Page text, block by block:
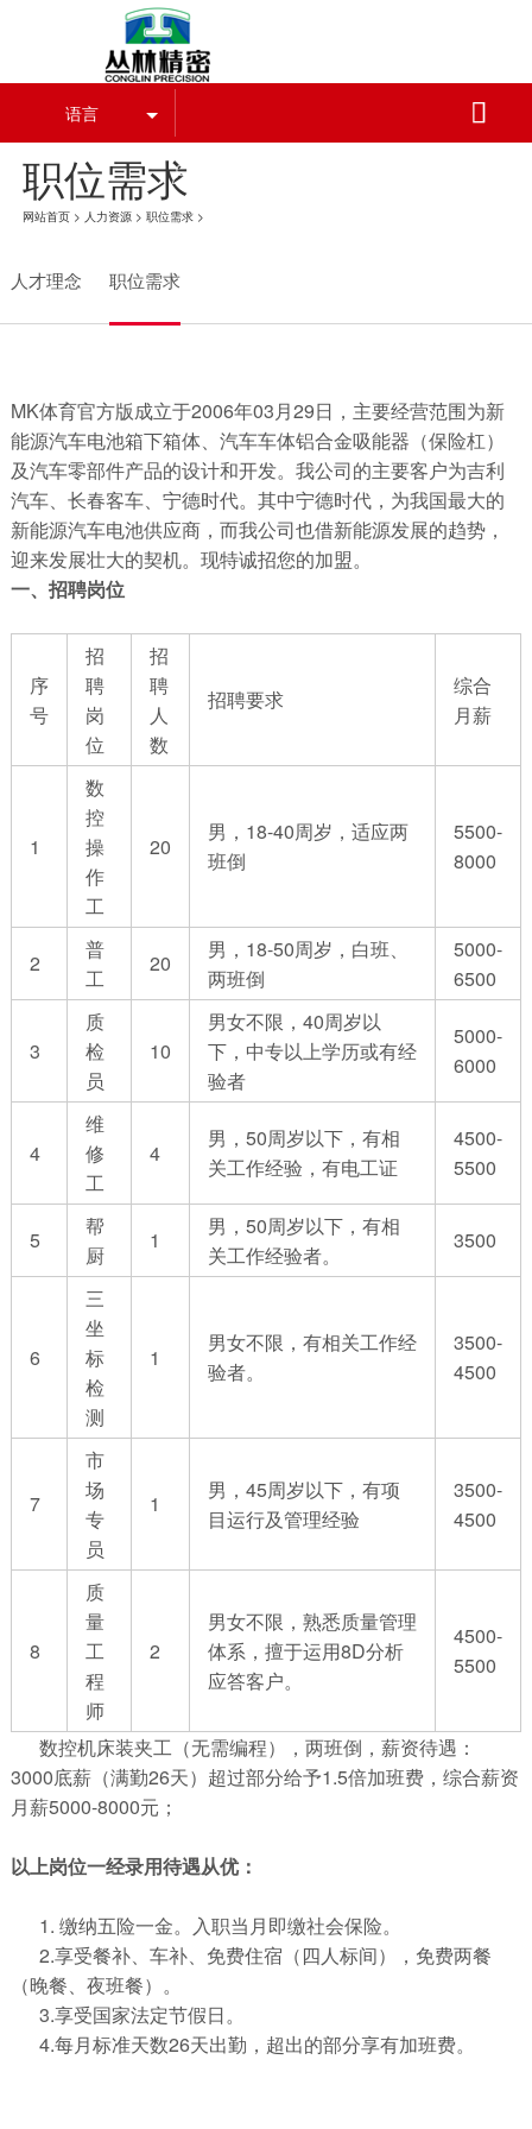

语言
职位需求
网站首页> 人力资源> 职位需求>
人才理念 职位需求
MK体育官方版成立于2006年03月29日，主要经营范围为新
能源汽车电池箱下箱体、汽车车体铝合金吸能器（保险杠）
及汽车零部件产品的设计和开发。我公司的主要客户为吉利
汽车、长春客车、宁德时代。其中宁德时代，为我国最大的
新能源汽车电池供应商，而我公司也借新能源发展的趋势，
迎来发展壮大的契机。现特诚招您的加盟。
一、招聘岗位
序
号
招
聘
岗
位
招
聘
人
数
招聘要求
综合
月薪
1
数
控
操
作
工
20
男，18-40周岁，适应两
班倒
5500-
8000
2
普
工
20
男，18-50周岁，白班、
两班倒
5000-
6500
3
质
检
员
10
男女不限，40周岁以
下，中专以上学历或有经
验者
5000-
6000
4
维
修
工
4
男，50周岁以下，有相
关工作经验，有电工证
4500-
5500
5
帮
厨
1
男，50周岁以下，有相
关工作经验者。
3500
6
三
坐
标
检
测
1
男女不限，有相关工作经
验者。
3500-
4500
7
市
场
专
员
1
男，45周岁以下，有项
目运行及管理经验
3500-
4500
8
质
量
工
程
师
2
男女不限，熟悉质量管理
体系，擅于运用8D分析
应答客户。
4500-
5500
数控机床装夹工（无需编程），两班倒，薪资待遇：
3000底薪（满勤26天）超过部分给予1.5倍加班费，综合薪资
月薪5000-8000元；
以上岗位一经录用待遇从优：
1. 缴纳五险一金。入职当月即缴社会保险。
2.享受餐补、车补、免费住宿（四人标间），免费两餐
（晚餐、夜班餐）。
3.享受国家法定节假日。
4.每月标准天数26天出勤，超出的部分享有加班费。